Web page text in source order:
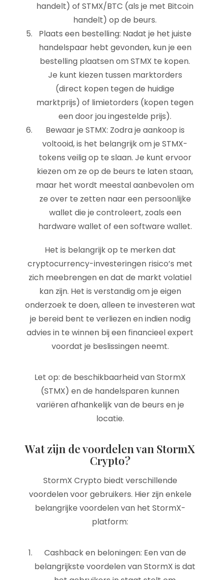
handelt) of STMX/BTC (als je met Bitcoin
handelt) op de beurs.
Plaats een bestelling: Nadat je het juiste
handelspaar hebt gevonden, kun je een
bestelling plaatsen om STMX te kopen.
Je kunt kiezen tussen marktorders
(direct kopen tegen de huidige
marktprijs) of limietorders (kopen tegen
een door jou ingestelde prijs).
Bewaar je STMX: Zodra je aankoop is
voltooid, is het belangrijk om je STMX-
tokens veilig op te slaan. Je kunt ervoor
kiezen om ze op de beurs te laten staan,
maar het wordt meestal aanbevolen om
ze over te zetten naar een persoonlijke
wallet die je controleert, zoals een
hardware wallet of een software wallet.
Het is belangrijk op te merken dat
cryptocurrency-investeringen risico’s met
zich meebrengen en dat de markt volatiel
kan zijn. Het is verstandig om je eigen
onderzoek te doen, alleen te investeren wat
je bereid bent te verliezen en indien nodig
advies in te winnen bij een financieel expert
voordat je beslissingen neemt.
Let op: de beschikbaarheid van StormX
(STMX) en de handelsparen kunnen
variëren afhankelijk van de beurs en je
locatie.
Wat zijn de voordelen van StormX
Crypto?
StormX Crypto biedt verschillende
voordelen voor gebruikers. Hier zijn enkele
belangrijke voordelen van het StormX-
platform:
Cashback en beloningen: Een van de
belangrijkste voordelen van StormX is dat